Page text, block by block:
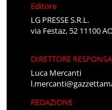
Editore
LG PRESSE S.R.L.
via Festaz, 52 11100
DIRETTORE
Luca Mercanti
REDAZIONE